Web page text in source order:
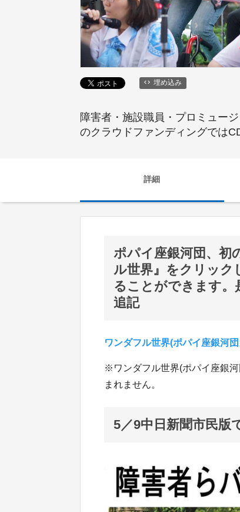
埋め込み
障害者・施設職員・プロミュー
のクラウドファンディングでは
詳細
ポパイ座銀河団、初
ル世界』をクリック
ることができます
追記
ワンダフル世界(ポパイ座銀河
※ワンダフル世界(ポパイ座銀
まれません。
5／9中日新聞市民